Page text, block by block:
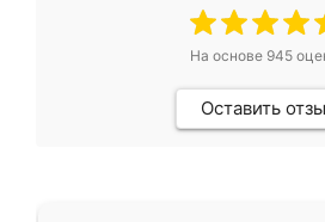
На основе 945
Оставить